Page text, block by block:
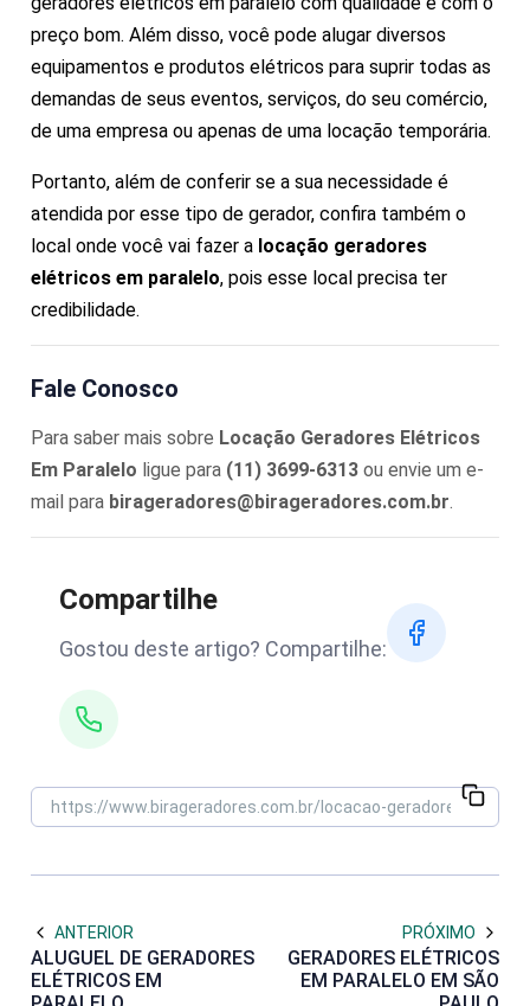
preço bom. Além disso, você pode alugar diversos
equipamentos e produtos elétricos para suprir todas as
demandas de seus eventos, serviços, do seu comércio,
de uma empresa ou apenas de uma locação temporária.
Portanto, além de conferir se a sua necessidade é
atendida por esse tipo de gerador, confira também o
local onde você vai fazer a locação geradores
elétricos em paralelo, pois esse local precisa ter
credibilidade.
Fale Conosco
Para saber mais sobre Locação Geradores Elétricos
Em Paralelo ligue para (11) 3699-6313 ou envie um e-
mail para birageradores@birageradores.com.br.
Compartilhe
Gostou deste artigo? Compartilhe:
ANTERIOR
ALUGUEL DE GERADORES
ELÉTRICOS EM
PRÓXIMO
GERADORES ELÉTRICOS
EM PARALELO EM SÃO